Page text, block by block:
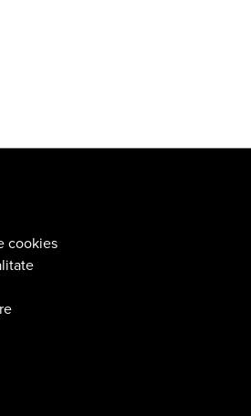
cookies